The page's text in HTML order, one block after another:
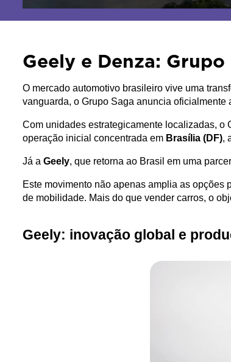
Geely e Denza:
O mercado automotivo brasileiro vive uma
vanguarda, o Grupo Saga anuncia
Com unidades estrategicamente localizadas, o
operação inicial concentrada em Brasília (DF),
Já a Geely, que retorna ao Brasil em uma
Este movimento não apenas amplia as
de mobilidade. Mais do que vender carros, o
Geely: inovação global e